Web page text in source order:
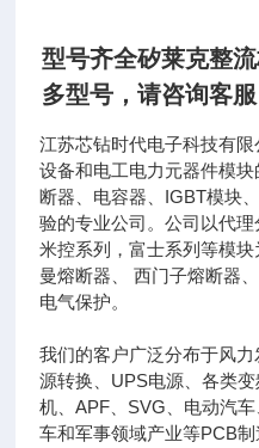
型号齐全矽莱克整
多型号，请咨询客服
江苏芯钻时代电子科技有
设备和电工电力元器件模
断器、电容器、IGBT模块
验的专业公司。公司以代
米控系列，富士系列等模
曼熔断器、 西门子熔断器
电气保护。
我们的客户广泛分布于风
源转换、UPS电源、各类
机、APF、SVG、电动汽
车和军事领域产业等PCB